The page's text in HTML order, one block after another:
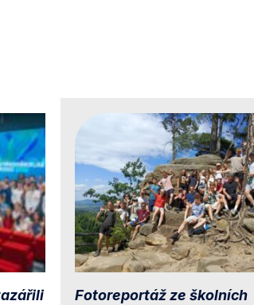
Fotoreportáž ze školních